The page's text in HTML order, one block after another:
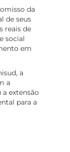
da
de seus
reais de
social
em
a
a
extensão
para a